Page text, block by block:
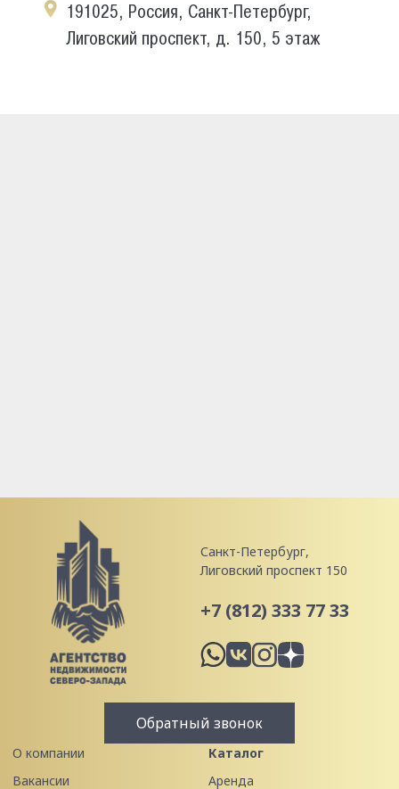
191025, Россия, Санкт-Петербург,
Лиговский проспект, д. 150, 5 этаж
Санкт-Петербург,
Лиговский проспект 150
+7 (812) 333 77 33
Обратный звонок
О компании
Вакансии
Каталог
Аренда